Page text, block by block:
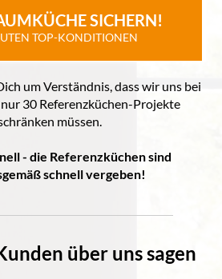
SICHERN!
TOP-KONDITIONEN
um Verständnis, dass wir uns bei
30 Referenzküchen-Projekte
müssen.
- die Referenzküchen sind
schnell vergeben!
über uns sagen